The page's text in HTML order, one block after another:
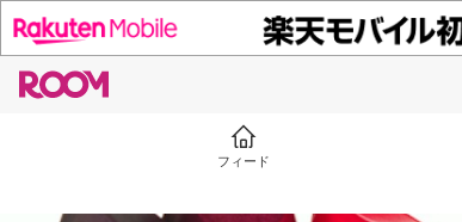
フィード